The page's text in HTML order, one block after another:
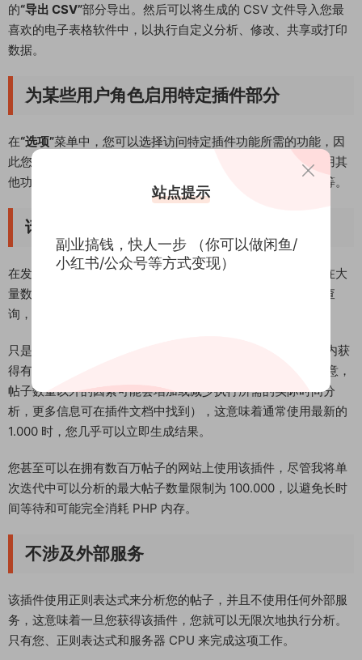
的“导出 CSV”部分导出。然后可以将生成的 CSV 文件导入您最
喜欢的电子表格软件中，以执行自定义分析、修改、共享或打印
数据。
为某些用户角色启用特定插件部分
在“选项”菜单中，您可以选择访问特定插件功能所需的功能，因
此您可以为贡献者和编辑者启用
元框，并为他们禁用其
他功能，为特殊用户角色授予对您的帖子进行分析的能力等等。
请随意在大量数据上使用此插件
在发布这个插件之前，我创建了机器人并下载了整个网站，在大
量数据上测试了该插件，并优化了正则表达式和每个数据库查
询，使其能够在每种可能的情况下工作。
只是为了给您一个想法，使用此插件，您可以在大约 120 秒内获
得有关 100.000 个帖子的内部链接或链接效率的信息（请注意，
帖子数量以外的因素可能会增加或减少执行所需的实际时间分
析，更多信息可在插件文档中找到），这意味着通常使用最新的
1.000 时，您几乎可以立即生成结果。
您甚至可以在拥有数百万帖子的网站上使用该插件，尽管我将单
次迭代中可以分析的最大帖子数量限制为 100.000，以避免长时
间等待和可能完全消耗 PHP 内存。
不涉及外部服务
该插件使用正则表达式来分析您的帖子，并且不使用任何外部服
务，这意味着一旦您获得该插件，您就可以无限次地执行分析。
只有您、正则表达式和服务器 CPU 来完成这项工作。
站点提示
副业搞钱，快人一步 （你可以做闲鱼/
小红书/公众号等方式变现）